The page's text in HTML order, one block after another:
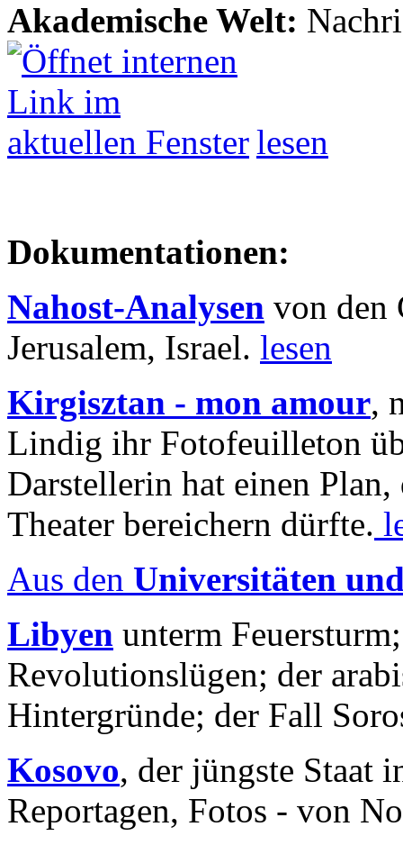
Akademische Welt:
lesen
Dokumentationen:
Nahost-Analysen von den
Jerusalem, Israel. lesen
Kirgisztan - mon amour,
Lindig ihr Fotofeuilleton
Darstellerin hat einen Plan,
Theater bereichern dürfte.
Aus den Universitäten
Libyen unterm
Revolutionslügen; der
Hintergründe; der Fall
Kosovo, der jüngste Staat
Reportagen, Fotos - von